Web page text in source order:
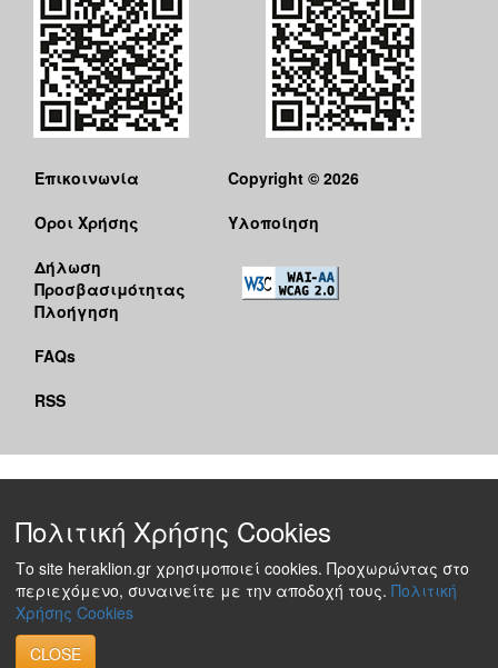
Επικοινωνία
Όροι Χρήσης
Δήλωση
Προσβασιμότητας
Πλοήγηση
FAQs
RSS
Copyright © 2026
Υλοποίηση
Πολιτική Χρήσης Cookies
Το site heraklion.gr χρησιμοποιεί cookies. Προχωρώντας στο
περιεχόμενο, συναινείτε με την αποδοχή τους. Πολιτική
Χρήσης Cookies
CLOSE